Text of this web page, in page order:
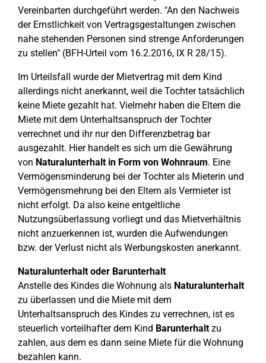
Vereinbarten durchgeführt werden. "An den Nachweis
der Ernstlichkeit von Vertragsgestaltungen zwischen
nahe stehenden Personen sind strenge Anforderungen
zu stellen" (BFH-Urteil vom 16.2.2016, IX R 28/15).
Im Urteilsfall wurde der Mietvertrag mit dem Kind
allerdings nicht anerkannt, weil die Tochter tatsächlich
keine Miete gezahlt hat. Vielmehr haben die Eltern die
Miete mit dem Unterhaltsanspruch der Tochter
verrechnet und ihr nur den Differenzbetrag bar
ausgezahlt. Hier handelt es sich um die Gewährung
von Naturalunterhalt in Form von Wohnraum. Eine
Vermögensminderung bei der Tochter als Mieterin und
Vermögensmehrung bei den Eltern als Vermieter ist
nicht erfolgt. Da also keine entgeltliche
Nutzungsüberlassung vorliegt und das Mietverhältnis
nicht anzuerkennen ist, wurden die Aufwendungen
bzw. der Verlust nicht als Werbungskosten anerkannt.
Naturalunterhalt oder Barunterhalt
Anstelle des Kindes die Wohnung als Naturalunterhalt
zu überlassen und die Miete mit dem
Unterhaltsanspruch des Kindes zu verrechnen, ist es
steuerlich vorteilhafter dem Kind Barunterhaltzu
zahlen, aus dem es dann seine Miete für die Wohnung
bezahlen kann.